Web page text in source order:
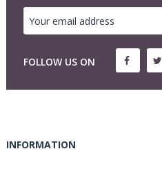
FOLLOW US ON
INFORMATION